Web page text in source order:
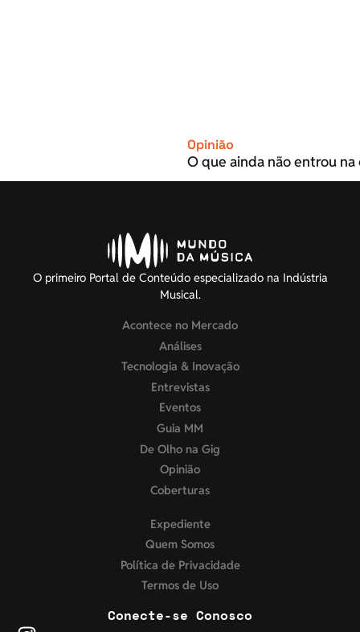
Opinião
O que ainda não entrou
O primeiro Portal de Conteúdo especializado na Indústria
Musical.
Acontece no Mercado
Análises
Tecnologia & Inovação
Entrevistas
Eventos
Guia MM
De Olho na Gig
Opinião
Coberturas
Expediente
Quem Somos
Política de Privacidade
Termos de Uso
Conecte-se Conosco